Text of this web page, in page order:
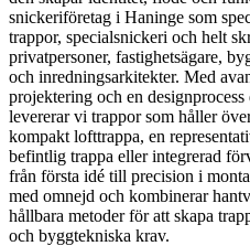
snickeriföretag i Haninge som
trappor, specialsnickeri och helt
privatpersoner, fastighetsägare,
och inredningsarkitekter. Med
projektering och en
levererar vi trappor som håller
kompakt lofttrappa, en
befintlig trappa eller integrerad
från första idé till precision i
med omnejd och kombinerar
hållbara metoder för att skapa
och byggtekniska krav.